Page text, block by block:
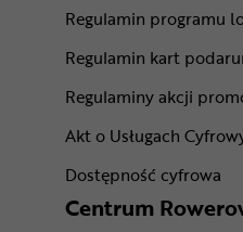
Regulamin programu
Regulamin kart
Regulaminy akcji
Akt o Usługach
Dostępność cyfrowa
Centrum